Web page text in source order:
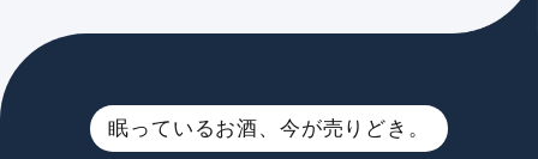
眠っているお酒、今が売りどき。